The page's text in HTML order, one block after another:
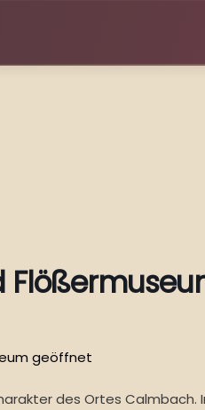
des Ortes Calmbach.